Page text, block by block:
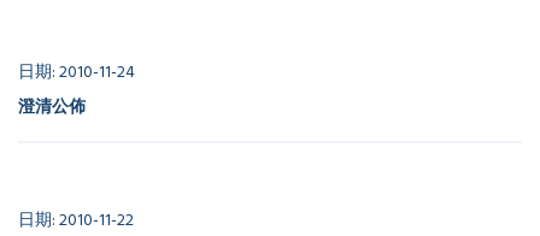
日期: 2010-11-24
澄清公佈
日期: 2010-11-22